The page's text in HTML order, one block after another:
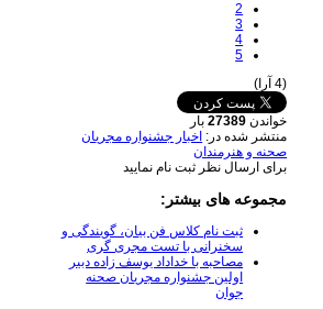
2
3
4
5
(4 آرا)
خواندن 27389بار
منتشر شده در: اخبار جشنواره مجریان
صحنه و هنرمندان
برای ارسال نظر ثبت نام نمایید
مجموعه های بیشتر:
ثبت نام کلاس فن بیان، گویندگی و
سخنرانی با تست مجری گری
مصاحبه با خداداد یوسف زاده دبیر
اولین جشنواره مجریان صحنه
جوان